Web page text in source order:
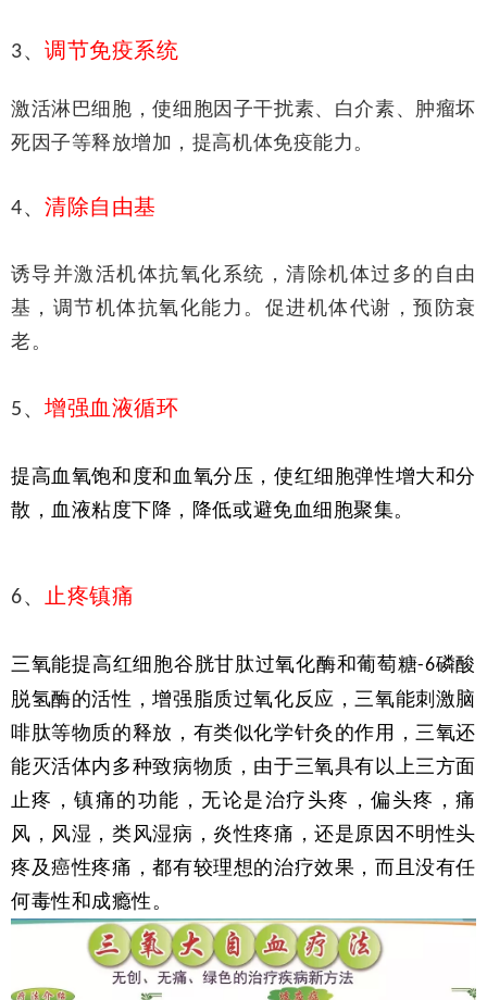
3、调节免疫系统
激活淋巴细胞，使细胞因子干扰素、白介素、肿瘤坏
死因子等释放增加，提高机体免疫能力。
4、清除自由基
诱导并激活机体抗氧化系统，清除机体过多的自由
基，调节机体抗氧化能力。促进机体代谢，预防衰
老。
5 、增强血液循环
提高血氧饱和度和血氧分压，使红细胞弹性增大和分
散，血液粘度下降，降低或避免血细胞聚集。
6、 止疼镇痛
三氧能提高红细胞谷胱甘肽过氧化酶和葡萄糖-6磷酸
脱氢酶的活性，增强脂质过氧化反应，三氧能刺激脑
啡肽等物质的释放，有类似化学针灸的作用，三氧还
能灭活体内多种致病物质，由于三氧具有以上三方面
止疼，镇痛的功能，无论是治疗头疼，偏头疼，痛
风，风湿，类风湿病，炎性疼痛，还是原因不明性头
疼及癌性疼痛，都有较理想的治疗效果，而且没有任
何毒性和成瘾性。